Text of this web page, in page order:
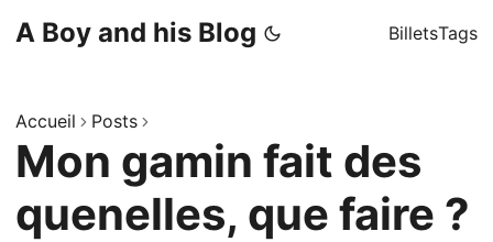
A Boy and his Blog BilletsTags
Accueil Posts
Mon gamin fait des
quenelles, que faire ?